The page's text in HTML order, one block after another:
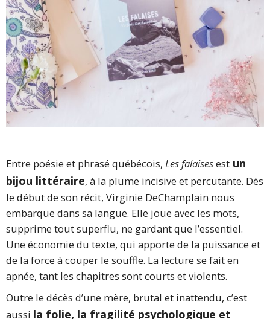
Entre poésie et phrasé québécois, Les falaisesest un
bijou littéraire, à la plume incisive et percutante. Dès
le début de son récit, Virginie DeChamplain nous
embarque dans sa langue. Elle joue avec les mots,
supprime tout superflu, ne gardant que l’essentiel.
Une économie du texte, qui apporte de la puissance et
de la force à couper le souffle. La lecture se fait en
apnée, tant les chapitres sont courts et violents.
Outre le décès d’une mère, brutal et inattendu, c’est
aussi la folie, la fragilité psychologique et